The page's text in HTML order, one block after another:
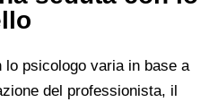
psicologo varia in base a
del professionista, il